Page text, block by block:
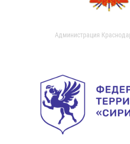
Администрация